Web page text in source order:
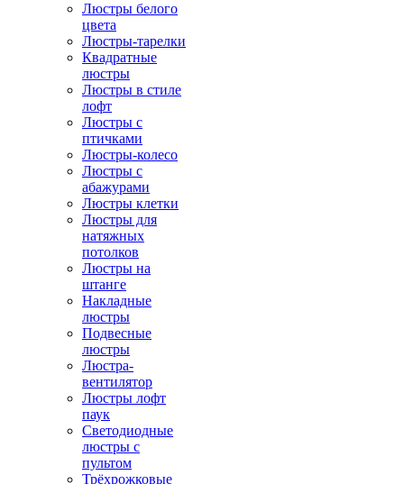
Люстры белого
цвета
Люстры-тарелки
Квадратные
люстры
Люстры в стиле
лофт
Люстры с
птичками
Люстры-колесо
Люстры с
абажурами
Люстры клетки
Люстры для
натяжных
потолков
Люстры на
штанге
Накладные
люстры
Подвесные
люстры
Люстра-
вентилятор
Люстры лофт
паук
Светодиодные
люстры с
пультом
Трёхрожковые